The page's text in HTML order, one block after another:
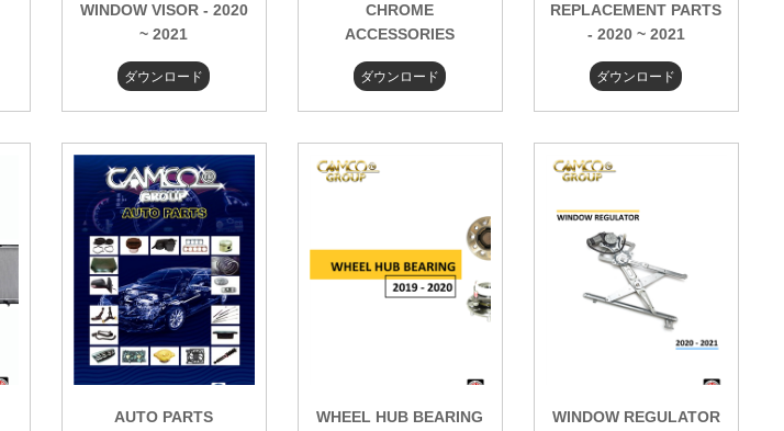
WINDOW VISOR - 2020
~ 2021
ダウンロード
CHROME
ACCESSORIES
ダウンロード
REPLACEMENT PARTS
- 2020 ~ 2021
ダウンロード
AUTO PARTS
WHEEL HUB BEARING
WINDOW REGULATOR